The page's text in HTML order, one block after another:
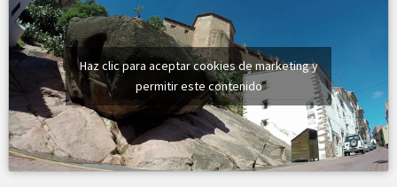
Haz clic para aceptar cookies de marketing y
permitir este contenido